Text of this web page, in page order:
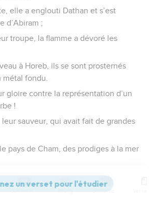
elle a englouti Dathan et s’est
d’Abiram ;
troupe, la flamme a dévoré les
à Horeb, ils se sont prosternés
fondu.
gloire contre la représentation d’un
!
sauveur, qui avait fait de grandes
pays de Cham, des prodiges à la mer
mais Moïse, celui qu’il avait
brèche devant lui pour détourner sa
Commentaires Strong